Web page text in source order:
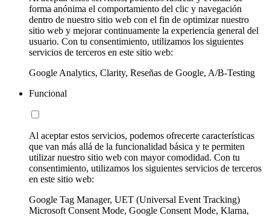
forma anónima el comportamiento del clic y navegación
dentro de nuestro sitio web con el fin de optimizar nuestro
sitio web y mejorar continuamente la experiencia general del
usuario. Con tu consentimiento, utilizamos los siguientes
servicios de terceros en este sitio web:
Google Analytics, Clarity, Reseñas de Google, A/B-Testing
Funcional
Al aceptar estos servicios, podemos ofrecerte características
que van más allá de la funcionalidad básica y te permiten
utilizar nuestro sitio web con mayor comodidad. Con tu
consentimiento, utilizamos los siguientes servicios de terceros
en este sitio web:
Google Tag Manager, UET (Universal Event Tracking)
Microsoft Consent Mode, Google Consent Mode, Klarna,